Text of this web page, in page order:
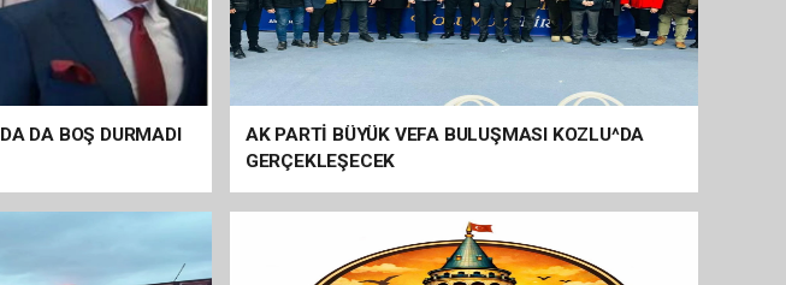
DA BOŞ DURMADI
AK PARTİ BÜYÜK VEFA BULUŞMASI KOZLU^DA
GERÇEKLEŞECEK